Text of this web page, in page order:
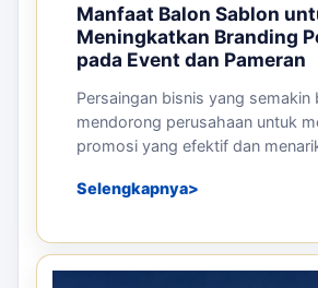
Manfaat Balon Sablon
Meningkatkan Branding
pada Event dan Pameran
Persaingan bisnis yang semakin
mendorong perusahaan untuk
promosi yang efektif dan
Selengkapnya